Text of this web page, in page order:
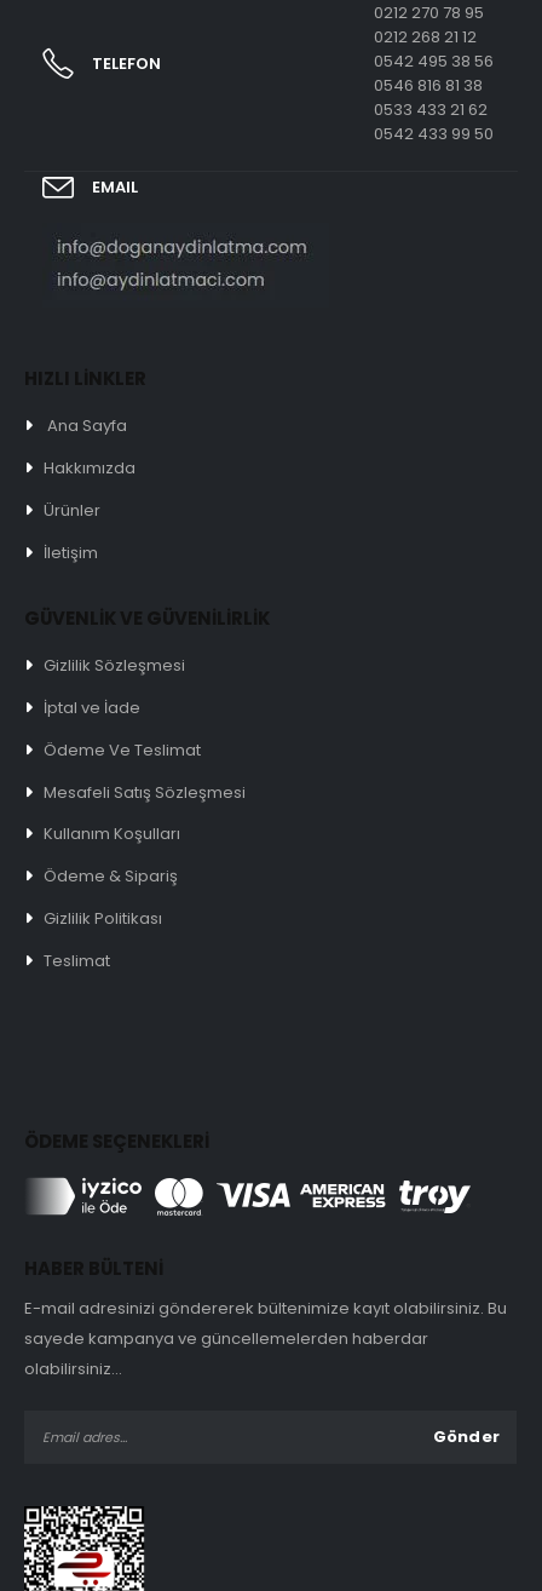
TELEFON
0212 270 78 95
0212 268 21 12
0542 495 38 56
0546 816 81 38
0533 433 21 62
0542 433 99 50
EMAIL
HIZLI LİNKLER
Ana Sayfa
Hakkımızda
Ürünler
İletişim
GÜVENLİK VE GÜVENİLİRLİK
Gizlilik Sözleşmesi
İptal ve İade
Ödeme Ve Teslimat
Mesafeli Satış Sözleşmesi
Kullanım Koşulları
Ödeme & Sipariş
Gizlilik Politikası
Teslimat
ÖDEME SEÇENEKLERİ
HABER BÜLTENİ
E-mail adresinizi göndererek bültenimize kayıt olabilirsiniz. Bu
sayede kampanya ve güncellemelerden haberdar
olabilirsiniz...